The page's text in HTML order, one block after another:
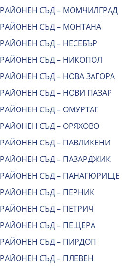
РАЙОНЕН СЪД – МОМЧИЛГРАД
РАЙОНЕН СЪД – МОНТАНА
РАЙОНЕН СЪД – НЕСЕБЪР
РАЙОНЕН СЪД – НИКОПОЛ
РАЙОНЕН СЪД – НОВА ЗАГОРА
РАЙОНЕН СЪД – НОВИ ПАЗАР
РАЙОНЕН СЪД – ОМУРТАГ
РАЙОНЕН СЪД – ОРЯХОВО
РАЙОНЕН СЪД – ПАВЛИКЕНИ
РАЙОНЕН СЪД – ПАЗАРДЖИК
РАЙОНЕН СЪД – ПАНАГЮРИЩЕ
РАЙОНЕН СЪД – ПЕРНИК
РАЙОНЕН СЪД – ПЕТРИЧ
РАЙОНЕН СЪД – ПЕЩЕРА
РАЙОНЕН СЪД – ПИРДОП
РАЙОНЕН СЪД – ПЛЕВЕН